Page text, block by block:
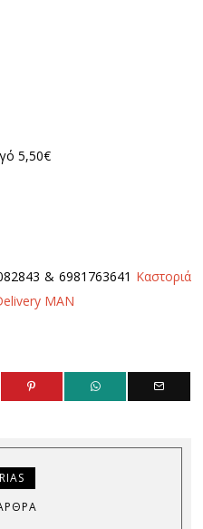
5,50€
& 6981763641 Καστοριά
MAN